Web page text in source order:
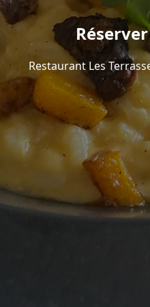
Restaurant Les